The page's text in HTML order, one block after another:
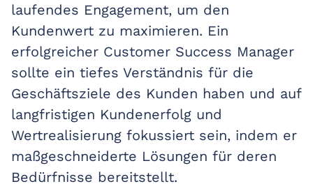
laufendes Engagement, um den
Kundenwert zu maximieren. Ein
erfolgreicher Customer Success Manager
sollte ein tiefes Verständnis für die
Geschäftsziele des Kunden haben und auf
langfristigen Kundenerfolg und
Wertrealisierung fokussiert sein, indem er
maßgeschneiderte Lösungen für deren
Bedürfnisse bereitstellt.